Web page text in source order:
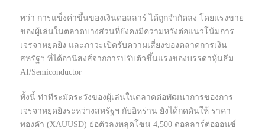
ทว่า การแข็งค่าขึ้นของเงินดอลลาร์ ได้ถูกจำกัดลง โดยแรงขาย
ของผู้เล่นในตลาดบางส่วนที่ยังคงมีความหวังต่อแนวโน้มการ
เจรจาหยุดยิง และภาวะเปิดรับความเสี่ยงของตลาดการเงิน
สหรัฐฯ ที่ได้อานิสงส์จากการปรับตัวขึ้นแรงของบรรดาหุ้นธีม
AI/Semiconductor
ทั้งนี้ ท่าทีระมัดระวังของผู้เล่นในตลาดต่อพัฒนาการของการ
เจรจาหยุดยิงระหว่างสหรัฐฯ กับอิหร่าน ยังได้กดดันให้ ราคา
ทองคำ (XAUUSD) ย่อตัวลงหลุดโซน 4,500 ดอลลาร์ต่อออนซ์